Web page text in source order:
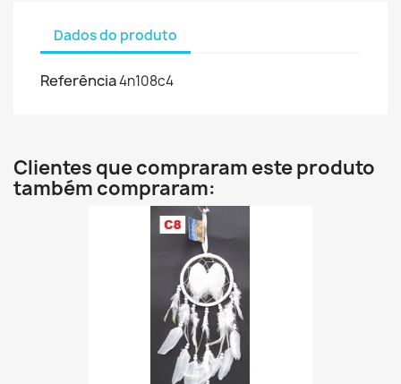
Dados do produto
Referência4n108c4
Clientes que compraram este produto
também compraram: